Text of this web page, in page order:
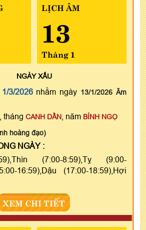
LỊCH ÂM
13
Tháng 1
NGÀYXẤU
3/2026nhằm ngày 13/1/2026 Âm
, tháng CANH DẦN , năm BÍNH NGỌ
hoàng đạo)
NGÀY :
(7:00-8:59),Tỵ (9:00-
16:59),Dậu (17:00-18:59),Hợi
XEM CHI TIẾT